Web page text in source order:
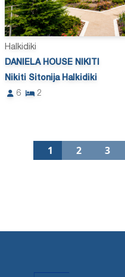
Halkidiki
DANIELA HOUSE NIKITI
Nikiti Sitonija Halkidiki
6
2
1 2 3